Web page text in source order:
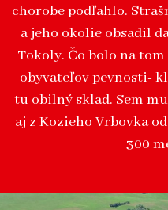
chorobe podľahlo.
a jeho okolie obsadil
Tokoly. Čo bolo na
obyvateľov pevnosti-
tu obilný sklad. Sem
aj z Kozieho Vrbovka
300